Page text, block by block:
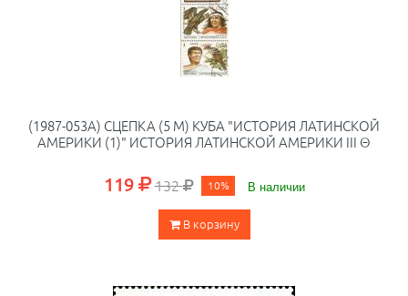
(1987-053A) СЦЕПКА (5 М) КУБА "ИСТОРИЯ ЛАТИНСКОЙ
АМЕРИКИ (1)" ИСТОРИЯ ЛАТИНСКОЙ АМЕРИКИ III Θ
119 132 10% В наличии
В корзину